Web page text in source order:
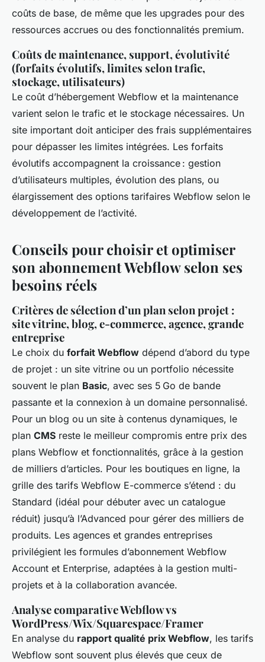
coûts de base, de même que les upgrades pour des
ressources accrues ou des fonctionnalités premium.
Coûts de maintenance, support, évolutivité
(forfaits évolutifs, limites selon trafic,
stockage, utilisateurs)
Le coût d’hébergement Webflow et la maintenance
varient selon le trafic et le stockage nécessaires. Un
site important doit anticiper des frais supplémentaires
pour dépasser les limites intégrées. Les forfaits
évolutifs accompagnent la croissance : gestion
d’utilisateurs multiples, évolution des plans, ou
élargissement des options tarifaires Webflow selon le
développement de l’activité.
Conseils pour choisir et optimiser
son abonnement Webflow selon ses
besoins réels
Critères de sélection d’un plan selon projet :
site vitrine, blog, e-commerce, agence, grande
entreprise
Le choix du forfait Webflow dépend d’abord du type
de projet : un site vitrine ou un portfolio nécessite
souvent le plan Basic, avec ses 5 Go de bande
passante et la connexion à un domaine personnalisé.
Pour un blog ou un site à contenus dynamiques, le
plan CMS reste le meilleur compromis entre prix des
plans Webflow et fonctionnalités, grâce à la gestion
de milliers d’articles. Pour les boutiques en ligne, la
grille des tarifs Webflow E-commerce s’étend : du
Standard (idéal pour débuter avec un catalogue
réduit) jusqu’à l’Advanced pour gérer des milliers de
produits. Les agences et grandes entreprises
privilégient les formules d’abonnement Webflow
Account et Enterprise, adaptées à la gestion multi-
projets et à la collaboration avancée.
Analyse comparative Webflow vs
WordPress/Wix/Squarespace/Framer
En analyse du rapport qualité prix Webflow, les tarifs
Webflow sont souvent plus élevés que ceux de